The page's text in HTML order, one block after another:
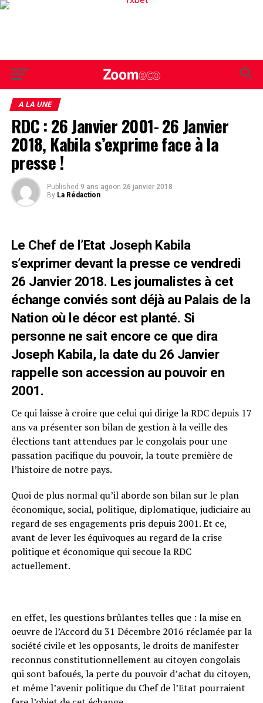
A LA UNE
RDC : 26 Janvier 2001- 26 Janvier
2018, Kabila s’exprime face à la
presse !
Published 9 ans agoon 26 janvier 2018
By La Rédaction
Le Chef de l’Etat Joseph Kabila
s’exprimer devant la presse ce vendredi
26 Janvier 2018. Les journalistes à cet
échange conviés sont déjà au Palais de la
Nation où le décor est planté. Si
personne ne sait encore ce que dira
Joseph Kabila, la date du 26 Janvier
rappelle son accession au pouvoir en
2001.
Ce qui laisse à croire que celui qui dirige la RDC depuis 17
ans va présenter son bilan de gestion à la veille des
élections tant attendues par le congolais pour une
passation pacifique du pouvoir, la toute première de
l’histoire de notre pays.
Quoi de plus normal qu’il aborde son bilan sur le plan
économique, social, politique, diplomatique, judiciaire au
regard de ses engagements pris depuis 2001. Et ce,
avant de lever les équivoques au regard de la crise
politique et économique qui secoue la RDC
actuellement.
en effet, les questions brûlantes telles que : la mise en
oeuvre de l’Accord du 31 Décembre 2016 réclamée par la
société civile et les opposants, le droits de manifester
reconnus constitutionnellement au citoyen congolais
qui sont bafoués, la perte du pouvoir d’achat du citoyen,
et même l’avenir politique du Chef de l’Etat pourraient